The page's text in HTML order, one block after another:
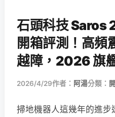
石頭科技 Saros
開箱評測！高
越障，2026 旗
2026/4/29作者： 阿湯分類：
掃地機器人這幾年的進